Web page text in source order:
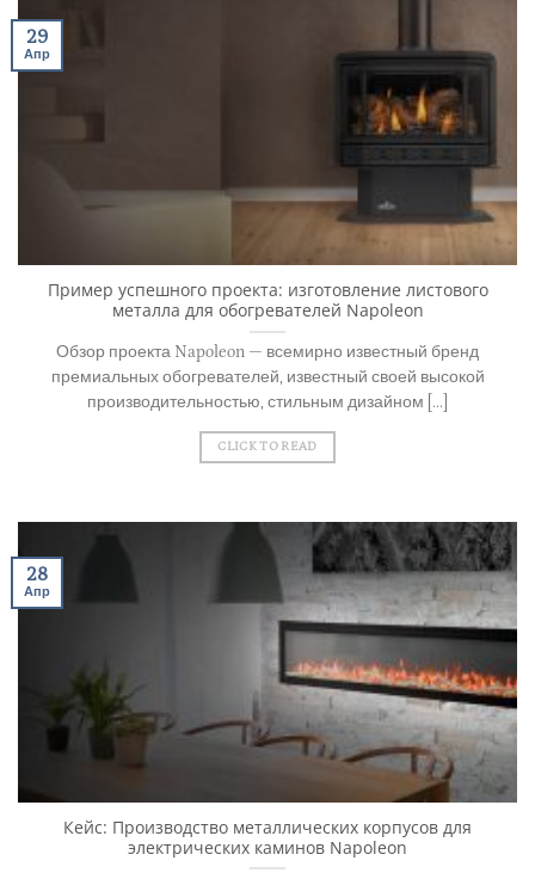
Пример успешного проекта: изготовление листового
металла для обогревателей Napoleon
Обзор проекта Napoleon — всемирно известный бренд
премиальных обогревателей, известный своей высокой
производительностью, стильным дизайном [...]
CLICK TO READ
29
Апр
Кейс: Производство металлических корпусов для
электрических каминов Napoleon
28
Апр